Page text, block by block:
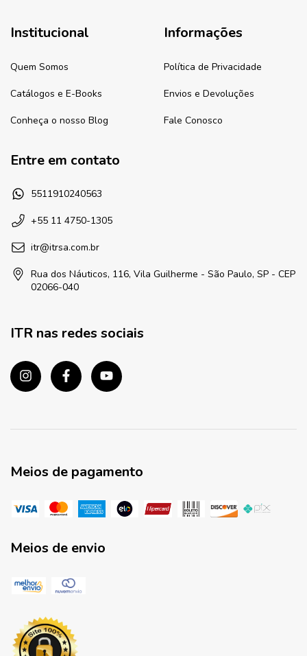
Institucional
Quem Somos
Catálogos e E-Books
Conheça o nosso Blog
Informações
Política de Privacidade
Envios e Devoluções
Fale Conosco
Entre em contato
5511910240563
+55 11 4750-1305
itr@itrsa.com.br
Rua dos Náuticos, 116, Vila Guilherme - São Paulo, SP - CEP
02066-040
ITR nas redes sociais
Meios de pagamento
Meios de envio